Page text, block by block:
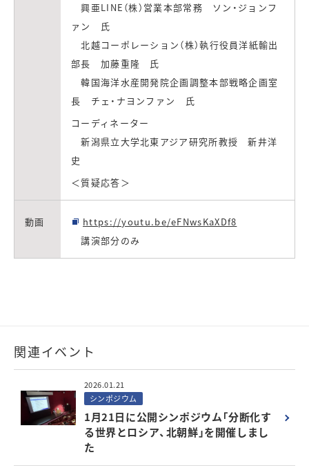
興亜LINE（株）営業本部常務 ソン・ジョンフ
ァン 氏
北越コーポレーション（株）執行役員洋紙輸出
部長 加藤重隆 氏
韓国海洋水産開発院企画調整本部戦略企画室
長 チェ・ナヨンファン 氏
コーディネーター
新潟県立大学北東アジア研究所教授 新井洋
史
＜質疑応答＞
動画
https://youtu.be/eFNwsKaXDf8
講演部分のみ
関連イベント
2026.01.21
シンポジウム
1月21日に公開シンポジウム「分断化す
る世界とロシア、北朝鮮」を開催しまし
た